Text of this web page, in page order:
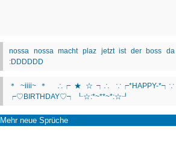
Mehr neue Sprüche